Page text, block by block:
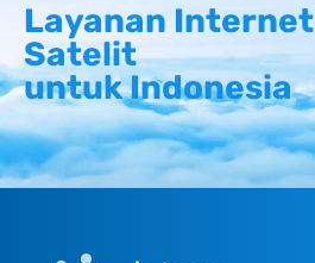
Layanan Internet
Satelit
untuk Indonesia